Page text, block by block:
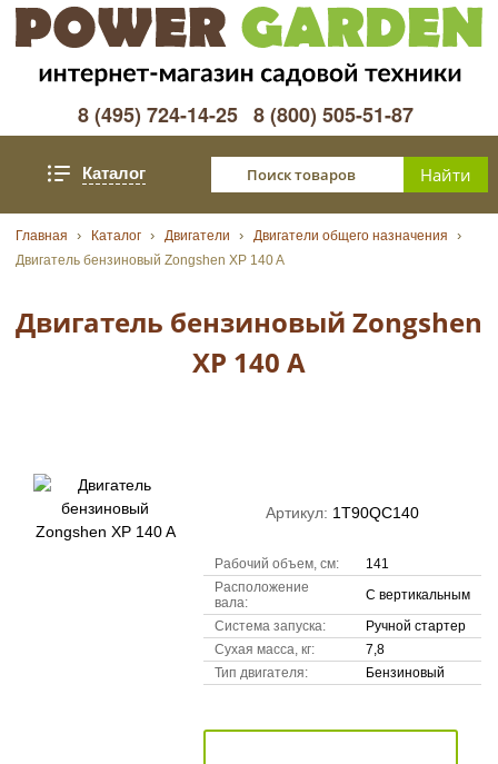
8 (495) 724-14-25 8 (800) 505-51-87
Каталог
Главная Каталог Двигатели
Двигатели общего назначения
Двигатель бензиновый Zongshen XP 140 A
Двигатель бензиновый Zongshen
XP 140 A
Артикул: 1T90QC140
Рабочий объем, см:
141
Расположение
вала:
С вертикальным
Система запуска:
Ручной стартер
Сухая масса, кг:
7,8
Тип двигателя:
Бензиновый